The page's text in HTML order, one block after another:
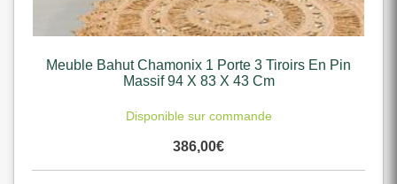
Meuble Bahut Chamonix 1 Porte 3 Tiroirs En Pin
Massif 94 X 83 X 43 Cm
Disponible sur commande
386,00€